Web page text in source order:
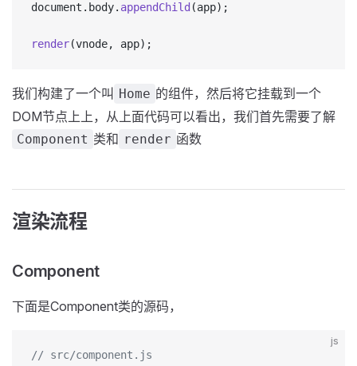
document.body. appendChild (app);
render(vnode, app);
我们构建了一个叫 Home 的组件，然后将它挂载到一个
DOM节点上上，从上面代码可以看出，我们首先需要了解
Component 类和 render 函数
渲染流程
Component
下面是Component类的源码，
js
// src/component.js